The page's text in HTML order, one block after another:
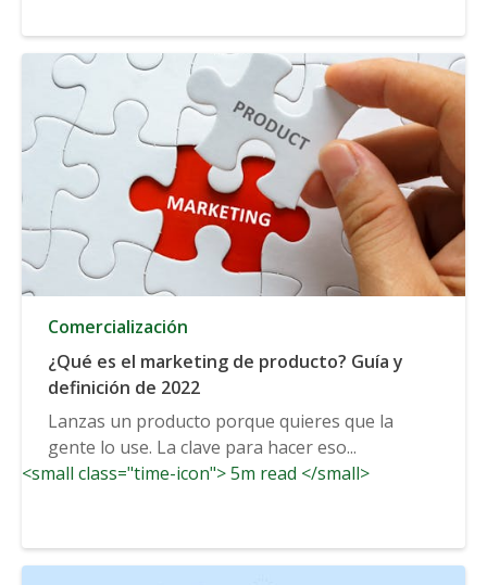
Comercialización
¿Qué es el marketing de producto? Guía y
definición de 2022
Lanzas un producto porque quieres que la
gente lo use. La clave para hacer eso...
<small class="time-icon"> 5m read </small>